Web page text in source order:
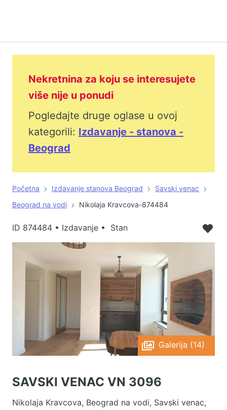
Nekretnina za koju se interesujete
više nije u ponudi
Pogledajte druge oglase u ovoj
kategorili: Izdavanje - stanova -
Beograd
Početna Izdavanje stanova Beograd
Savski venac
Beograd na vodi
Nikolaja Kravcova-874484
ID 874484 • Izdavanje • Stan
Galerija (14)
SAVSKI VENAC VN 3096
Nikolaja Kravcova, Beograd na vodi, Savski venac,